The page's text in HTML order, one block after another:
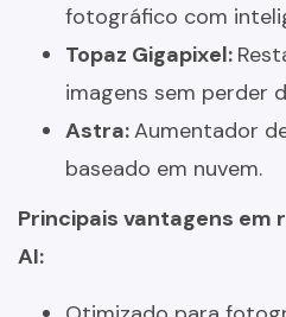
fotográfico com
Topaz Gigapixel:
imagens sem perder
Astra:Aumentador
baseado em nuvem.
Principais vantagens em
AI: